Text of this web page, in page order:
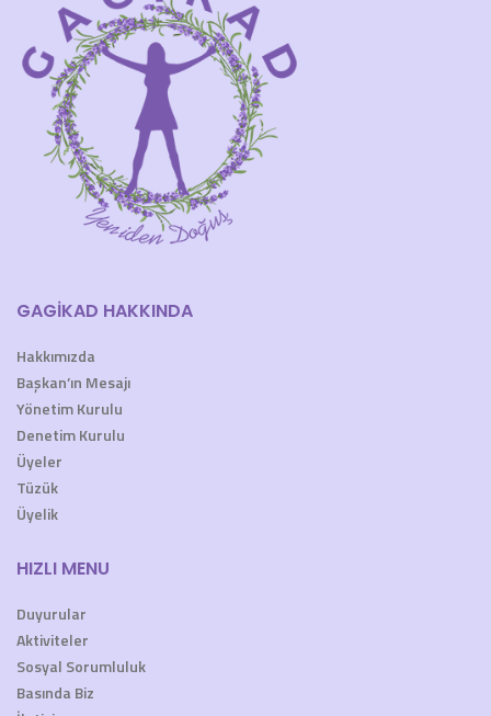
GAGİKAD HAKKINDA
Hakkımızda
Başkan’ın Mesajı
Yönetim Kurulu
Denetim Kurulu
Üyeler
Tüzük
Üyelik
HIZLI MENU
Duyurular
Aktiviteler
Sosyal Sorumluluk
Basında Biz